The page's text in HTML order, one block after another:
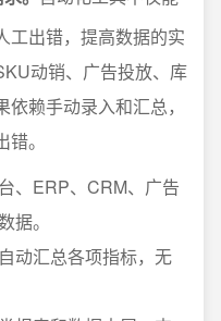
工出错，提高数据的实
动销、广告投放、库
赖手动录入和汇总，
。
、ERP、CRM、广告
据。
动汇总各项指标，无